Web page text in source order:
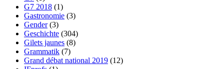
G7 2018 (1)
Gastronomie (3)
Gender(3)
Geschichte (304)
Gilets jaunes (8)
Grammatik (7)
Grand débat national 2019 (12)